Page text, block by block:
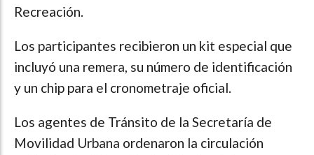
Recreación.
Los participantes recibieron un kit especial que
incluyó una remera, su número de identificación
y un chip para el cronometraje oficial.
Los agentes de Tránsito de la Secretaría de
Movilidad Urbana ordenaron la circulación